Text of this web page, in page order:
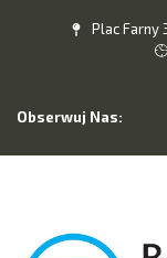
Plac Farny
Obserwuj Nas: